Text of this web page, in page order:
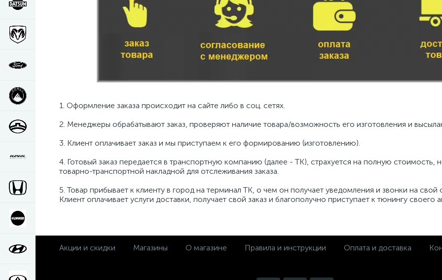
1. Оформление заказа происходит на сайте либо в соц. сетях.
2. Менеджеры обрабатывают заказ, проверяют наличие товара/возможность его изготовления и
3. Клиент оплачивает заказ и мы приступаем к его формированию (изготовлению).
4. Готовый заказ передается в транспортную компанию (далее - ТК), страхуется на полную стоимость,
товарно-транспортной накладной для отслеживания заказа.
5. Товар прибывает к клиенту в город на терминал ТК, о чем он получает уведомления и звонки на
Клиент оплачивает услуги доставки, получает свой заказ и благополучно приступает к тюнингу своего
Акции и скидки Магазины О магазине Правила и инструкции Оплата и доставка